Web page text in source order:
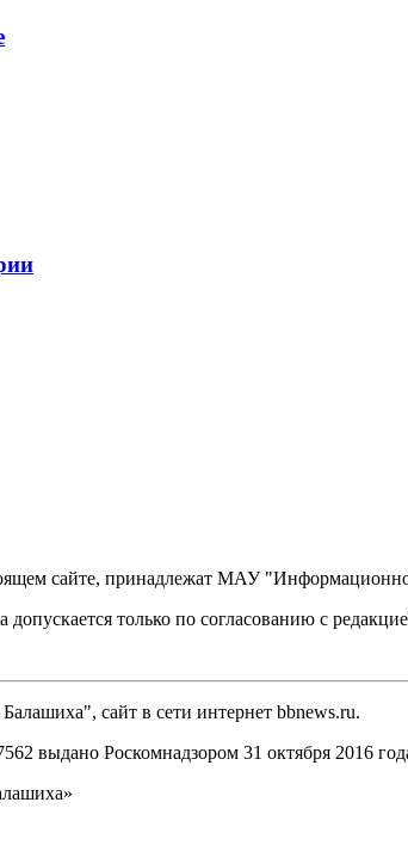
сайте, принадлежат МАУ
только по согласованию с
сайт в сети интернет bbnews.ru.
выдано Роскомнадзором 31 октября 2016